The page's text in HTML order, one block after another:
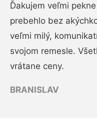
Ďakujem veľmi
prebehlo bez
veľmi milý,
svojom remesle.
vrátane ceny.
BRANISLAV